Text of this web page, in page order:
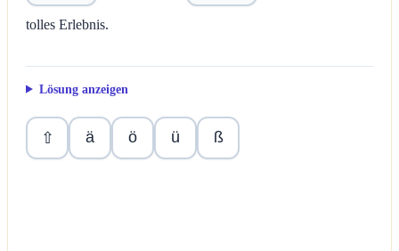
tolles Erlebnis.
Lösung anzeigen
⇧ ä ö ü ß